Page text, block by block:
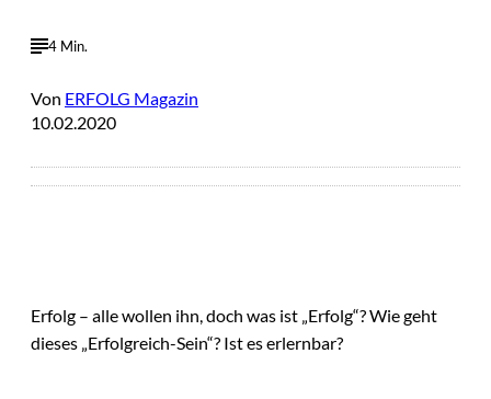
4 Min.
Von ERFOLG Magazin
10.02.2020
Erfolg – alle wollen ihn, doch was ist „Erfolg“? Wie geht
dieses „Erfolgreich-Sein“? Ist es erlernbar?